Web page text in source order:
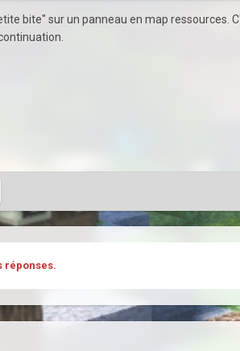
bite" sur un panneau en map
réponses.